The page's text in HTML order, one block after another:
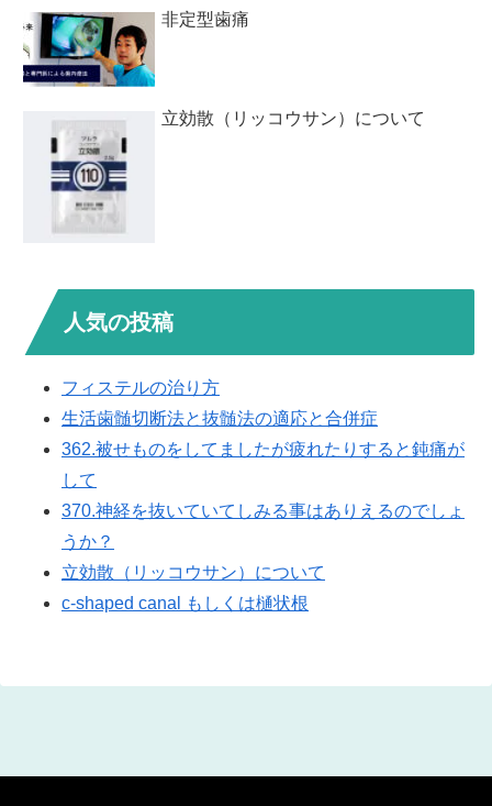
非定型歯痛
立効散（リッコウサン）について
人気の投稿
フィステルの治り方
生活歯髄切断法と抜髄法の適応と合併症
362.被せものをしてましたが疲れたりすると鈍痛が
して
370.神経を抜いていてしみる事はありえるのでしょ
うか？
立効散（リッコウサン）について
c-shaped canal もしくは樋状根